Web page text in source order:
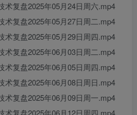
术复盘2025年05月24日周六.mp4
术复盘2025年05月27日周二.mp4
术复盘2025年05月29日周四.mp4
术复盘2025年06月03日周二.mp4
术复盘2025年06月05日周四.mp4
术复盘2025年06月08日周日.mp4
术复盘2025年06月09日周一.mp4
术复盘2025年06月12日周四.mp4